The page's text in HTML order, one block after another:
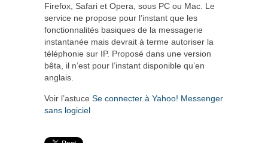
Firefox, Safari et Opera, sous PC ou Mac. Le
service ne propose pour l’instant que les
fonctionnalités basiques de la messagerie
instantanée mais devrait à terme autoriser la
téléphonie sur IP. Proposé dans une version
bêta, il n’est pour l’instant disponible qu’en
anglais.
Voir l’astuce Se connecter à Yahoo! Messenger
sans logiciel